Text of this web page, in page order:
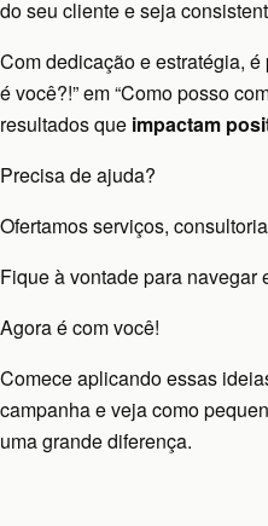
do seu cliente e seja
Com dedicação e estratégia, é
é você?!” em “Como posso
resultados que impactam
Precisa de ajuda?
Ofertamos serviços,
Fique à vontade para navegar
Agora é com você!
Comece aplicando essas
campanha e veja como
uma grande diferença.